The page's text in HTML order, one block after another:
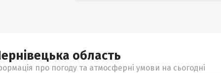
область
про погоду та атмосферні умови на сьогодні